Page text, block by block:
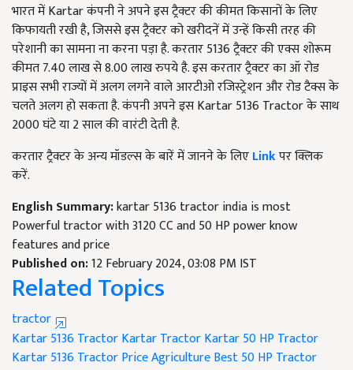
भारत में Kartar कंपनी ने अपने इस ट्रैक्टर की कीमत किसानों के लिए
किफायती रखी है, जिससे इस ट्रैक्टर को खरीदनें में उन्हें किसी तरह की
परेशानी का सामना ना करना पड़ा है. करतार 5136 ट्रैक्टर की एक्स शोरूम
कीमत 7.40 लाख से 8.00 लाख रुपये है. इस करतार ट्रैक्टर का ऑ रोड
प्राइस सभी राज्यों में अलग लगने वाले आरटीओ रजिस्ट्रेशन और रोड टैक्स के
चलते अलग हो सकता है. कंपनी अपने इस Kartar 5136 Tractor के साथ
2000 घंटे या 2 साल की वारंटी देती है.
करतारट्रैक्टर के अन्य मॉडल्स के बारें में जानने के लिएLinkपर क्लिक
करें.
English Summary:kartar 5136 tractor india is most
Powerful tractor with 3120 CC and 50 HP power know
features and price
Published on:12 February 2024, 03:08 PM IST
Related Topics
tractor
Kartar 5136 TractorKartar TractorKartar 50 HP Tractor
Kartar 5136 Tractor PriceAgricultureBest 50 HP Tractor